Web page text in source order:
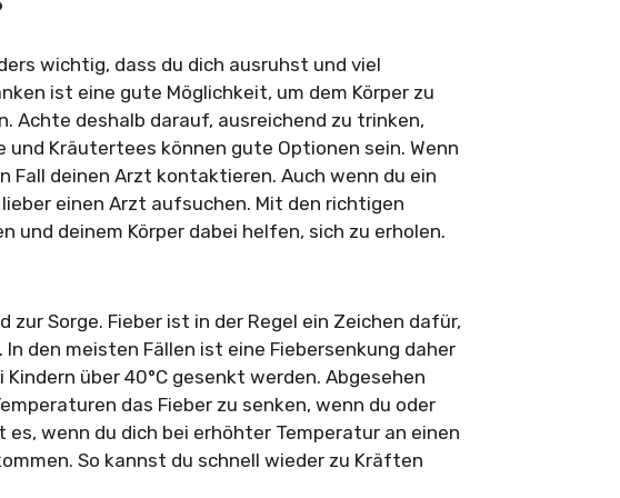
wichtig, dass du dich ausruhst und viel
ist eine gute Möglichkeit, um dem Körper zu
Achte deshalb darauf, ausreichend zu trinken,
Kräutertees können gute Optionen sein. Wenn
Fall deinen Arzt kontaktieren. Auch wenn du ein
einen Arzt aufsuchen. Mit den richtigen
und deinem Körper dabei helfen, sich zu erholen.
Sorge. Fieber ist in der Regel ein Zeichen dafür,
den meisten Fällen ist eine Fiebersenkung daher
über 40°C gesenkt werden. Abgesehen
das Fieber zu senken, wenn du oder
wenn du dich bei erhöhter Temperatur an einen
So kannst du schnell wieder zu Kräften